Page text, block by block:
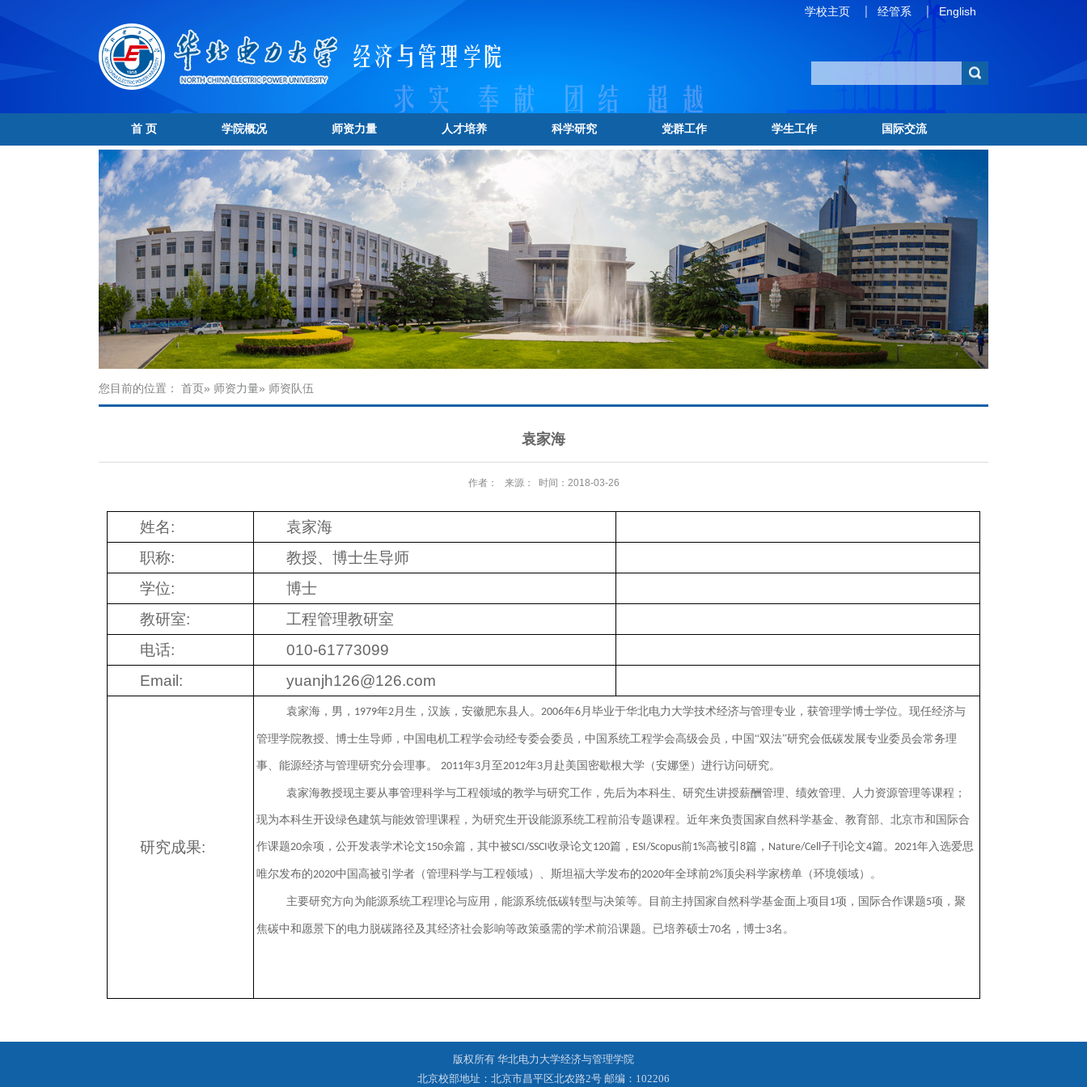
学校主页 经管系 English
首 页 学院概况 师资力量 人才培养 科学研究 党群工作 学生工作 国际交流
您目前的位置： 首页» 师资力量» 师资队伍
袁家海
作者： 来源： 时间：2018-03-26
姓名:
袁家海
职称:
教授、博士生导师
学位:
博士
教研室:
工程管理教研室
电话:
010-61773099
Email:
yuanjh126@126.com
研究成果:
袁家海，男， 1979年2 月生，汉族，安徽肥东县人。 2006年6 月毕业于华北电力大学技术经济与管理专业，获管理学博士学位。现任经济与
管理学院教授、博士生导师，中国电机工程学会动经专委会委员，中国系统工程学会高级会员，中国“双法”研究会低碳发展专业委员会常务理
事、能源经济与管理研究分会理事。 2011年3 月至2012年3 月赴美国密歇根大学（安娜堡）进行访问研究。
袁家海教授现主要从事管理科学与工程领域的教学与研究工作，先后为本科生、研究生讲授薪酬管理、绩效管理、人力资源管理等课程；
现为本科生开设绿色建筑与能效管理课程，为研究生开设能源系统工程前沿专题课程。近年来负责国家自然科学基金、教育部、北京市和国际合
作课题20余项，公开发表学术论文150余篇，其中被SCI/SSCI 收录论文120篇， ESI/Scopus前1%高被引 8篇， Nature/Cell 子刊论文4篇。 2021年入选爱思
唯尔发布的2020中国高被引学者（管理科学与工程领域）、斯坦福大学发布的2020年全球前2%顶尖科学家榜单（环境领域）。
主要研究方向为能源系统工程理论与应用，能源系统低碳转型与决策等。目前主持国家自然科学基金面上项目 1项，国际合作课题5项，聚
焦碳中和愿景下的电力脱碳路径及其经济社会影响等政策亟需的学术前沿课题。已培养硕士70名，博士3名。
版权所有 华北电力大学经济与管理学院
北京校部地址：北京市昌平区北农路2号 邮编：102206